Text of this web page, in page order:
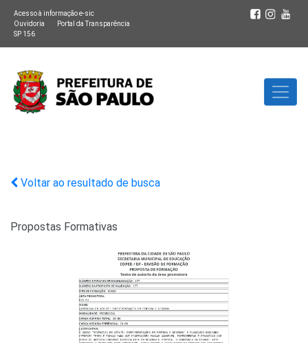
Acesso à informação e-sic
Ouvidoria
Portal da Transparência
SP 156
Voltar ao resultado de busca
Propostas Formativas